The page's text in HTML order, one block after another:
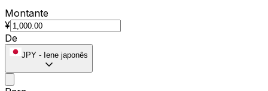
Montante
¥
De
JPY - Iene japonês